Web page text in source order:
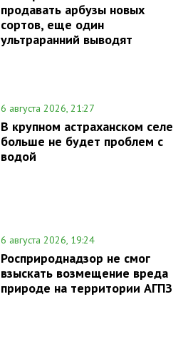
продавать арбузы новых
сортов, еще один
ультраранний выводят
6 августа 2026, 21:27
В крупном астраханском селе
больше не будет проблем с
водой
6 августа 2026, 19:24
Росприроднадзор не смог
взыскать возмещение вреда
природе на территории АГПЗ